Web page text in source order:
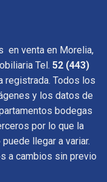
en venta en Morelia,
Tel. 52 (443)
registrada. Todos los
y los datos de
bodegas
por lo que la
llegar a variar.
a cambios sin previo